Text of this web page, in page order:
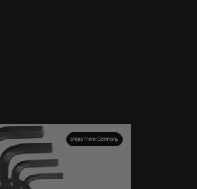
ships from Germany